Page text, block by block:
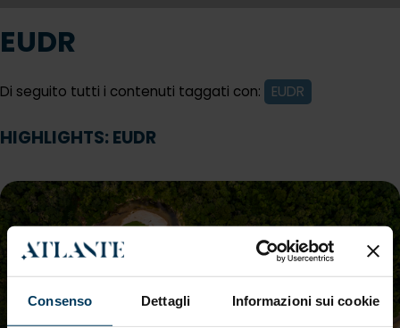
Consenso Dettagli Informazioni sui cookie
EUDR
Di seguito tutti i contenuti taggati con: EUDR
HIGHLIGHTS: EUDR